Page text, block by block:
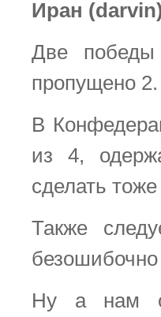
Иран
Две
пропущено 2.
В
из 4,
сделать
Также
безошибочно
Ну а нам